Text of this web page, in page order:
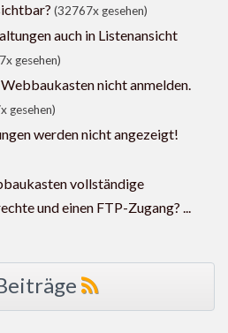
(32767x gesehen)
auch in Listenansicht
gesehen)
nicht anmelden.
gesehen)
werden nicht angezeigt!
vollständige
und einen FTP-Zugang? ...